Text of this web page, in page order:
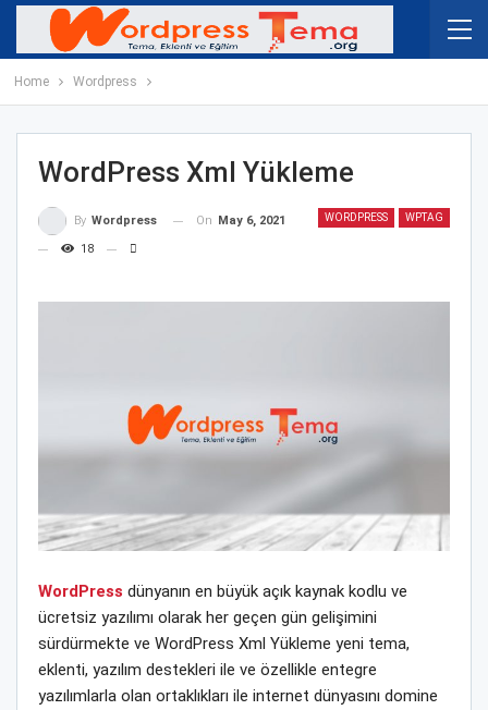
Home Wordpress
WordPress Xml Yükleme
WORDPRESS WPTAG
By Wordpress On May 6, 2021
18
WordPress dünyanın en büyük açık kaynak kodlu ve
ücretsiz yazılımı olarak her geçen gün gelişimini
sürdürmekte ve WordPress Xml Yükleme yeni tema,
eklenti, yazılım destekleri ile ve özellikle entegre
yazılımlarla olan ortaklıkları ile internet dünyasını domine